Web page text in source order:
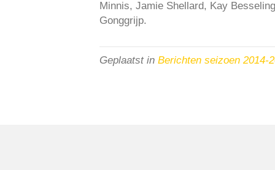
Minnis, Jamie Shellard, Kay
Gonggrijp.
Geplaatst in Berichten seizoen 2014-